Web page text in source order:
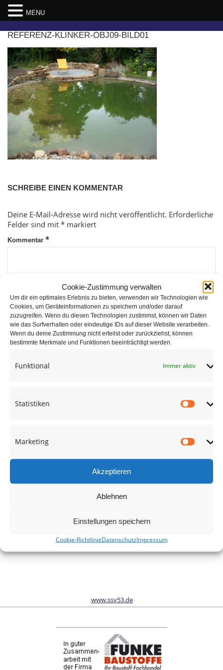
Cookie-Zustimmung verwalten
Um dir ein optimales Erlebnis zu bieten, verwenden wir Technologien wie
Cookies, um Geräteinformationen zu speichern und/oder darauf
zuzugreifen. Wenn du diesen Technologien zustimmst, können wir Daten
wie das Surfverhalten oder eindeutige IDs auf dieser Website verarbeiten.
Wenn du deine Zustimmung nicht erteilst oder zurückziehst, können
bestimmte Merkmale und Funktionen beeinträchtigt werden.
Funktional Immer aktiv
Statistiken
Marketing
Akzeptieren
Ablehnen
Einstellungen speichern
Cookie-RichtlinieDatenschutzImpressum
content
REFERENZ-KLINKER-OBJ09-BILD01
SCHREIBE EINEN KOMMENTAR
Deine E-Mail-Adresse wird nicht veröffentlicht. Erforderliche
Felder sind mit * markiert
Kommentar *
Name *
*
Website
diesem Browser für die nächste Kommentierung speichern.
Wir sind Sponsor vom Schönwalder Sportverein SSV53
www.ssv53.de
MENU